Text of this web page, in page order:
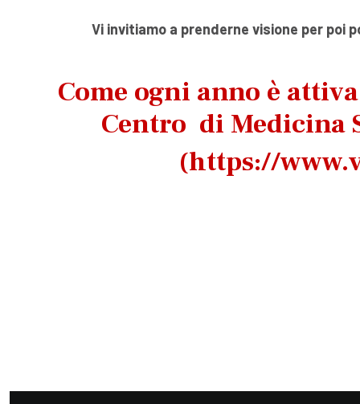
Vi invitiamo a prenderne visione per
Come ogni anno è
Centro di Medicina
(https://